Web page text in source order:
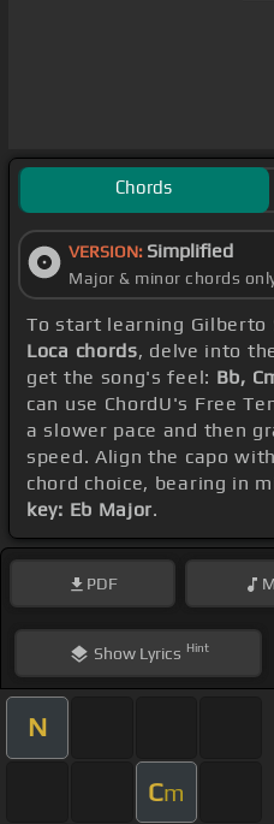
Chords
VERSION: Simplified
Major & minor chords
To start learning Gilberto
Loca chords, delve into
get the song's feel: Bb,
can use ChordU's Free
a slower pace and then
speed. Align the capo
chord choice, bearing in
key: Eb Major.
PDF
ShowLyrics Hint
N
Cm